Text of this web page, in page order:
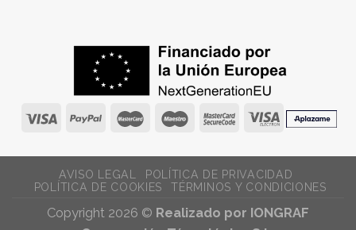
AVISO LEGAL
POLÍTICA DE PRIVACIDAD
POLÍTICA DE COOKIES
TÉRMINOS Y CONDICIONES
Copyright 2026 © Realizado por IONGRAF